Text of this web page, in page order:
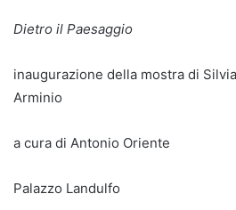
Dietro il Paesaggio
inaugurazione della mostra di
Arminio
a cura di Antonio Oriente
Palazzo Landulfo